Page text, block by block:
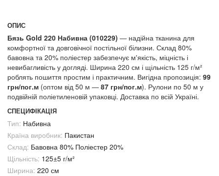
ОПИС
Бязь Gold 220 Набивна (010229) — надійна тканина для
комфортної та довговічної постільної білизни. Склад 80%
бавовна та 20% поліестер забезпечує м'якість, міцність і
невибагливість у догляді. Ширина 220 см і щільність 125 г/м²
роблять пошиття простим і практичним. Вигідна пропозиція: 99
грн/пог.м (оптом від 50 м — 87 грн/пог.м). Рулони по 50 м у
подвійній поліетиленовій упаковці. Доставка по всій Україні.
СПЕЦИФІКАЦІЯ
Тип: Набивна
Країна виробник: Пакистан
Склад: Бавовна 80% Поліестер 20%
Щільність: 125±5 г/м²
Ширина: 220 см